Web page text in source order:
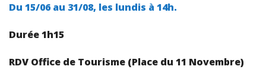
Du 15/06 au 31/08, les lundis à 14h.
Durée 1h15
RDV Office de Tourisme (Place du 11 Novembre)